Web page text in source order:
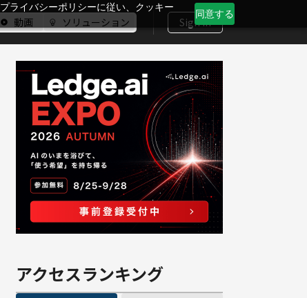
ライバシーポリシーに従い、クッキー
同意する
動画 ソリューション Sign In
アクセスランキング